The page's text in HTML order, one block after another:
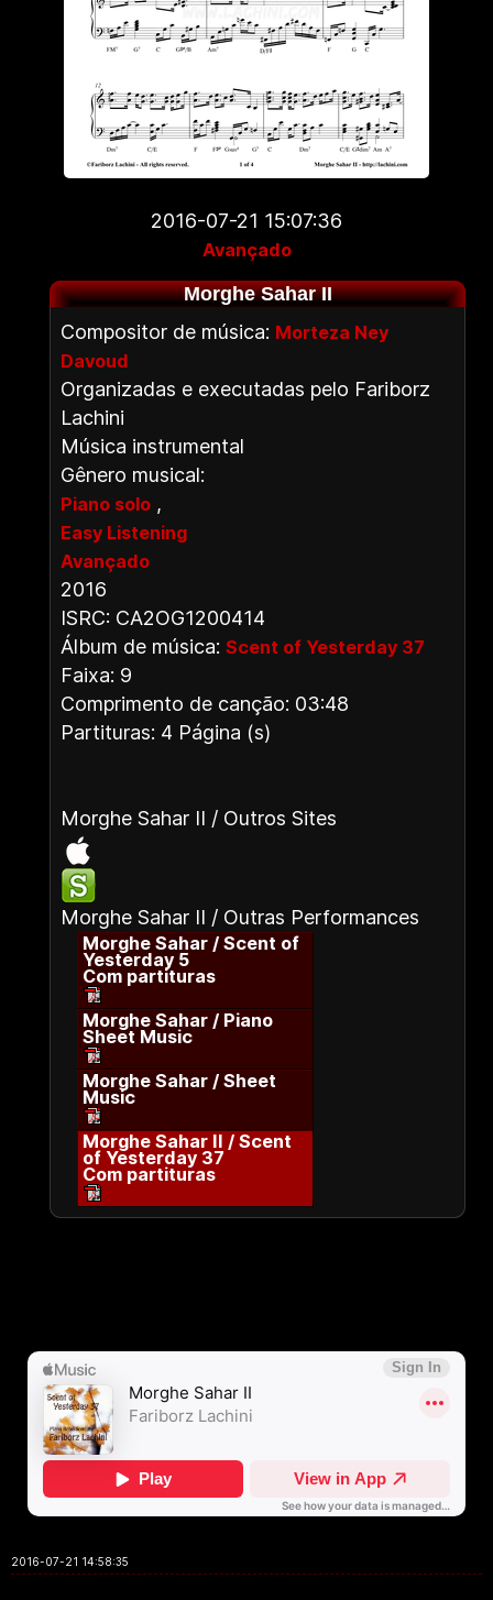
2016-07-21 15:07:36
Avançado
Morghe Sahar II
Compositor de música: Morteza Ney
Davoud
Organizadas e executadas pelo Fariborz
Lachini
Música instrumental
Gênero musical:
Piano solo ,
Easy Listening
Avançado
2016
ISRC: CA2OG1200414
Álbum de música: Scent of Yesterday 37
Faixa: 9
Comprimento de canção: 03:48
Partituras: 4 Página (s)
Morghe Sahar II / Outros Sites
Morghe Sahar II / Outras Performances
Morghe Sahar / Scent of
Yesterday 5
Com partituras
Morghe Sahar / Piano
Sheet Music
Morghe Sahar / Sheet
Music
Morghe Sahar II / Scent
of Yesterday 37
Com partituras
2016-07-21 14:58:35